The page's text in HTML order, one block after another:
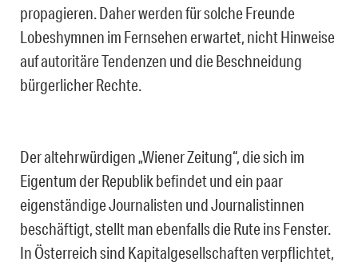
propagieren. Daher werden für solche Freunde
Lobeshymnen im Fernsehen erwartet, nicht Hinweise
auf autoritäre Tendenzen und die Beschneidung
bürgerlicher Rechte.
Der altehrwürdigen „Wiener Zeitung“, die sich im
Eigentum der Republik befindet und ein paar
eigenständige Journalisten und Journalistinnen
beschäftigt, stellt man ebenfalls die Rute ins Fenster.
In Österreich sind Kapitalgesellschaften verpflichtet,